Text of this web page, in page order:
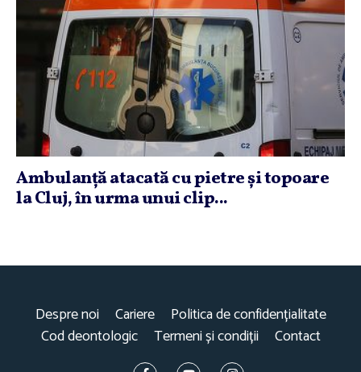
Ambulanţă atacată cu pietre şi topoare
la Cluj, în urma unui clip...
Despre noi Cariere
Politica de confidențialitate
Cod deontologic
Termeni și condiții Contact